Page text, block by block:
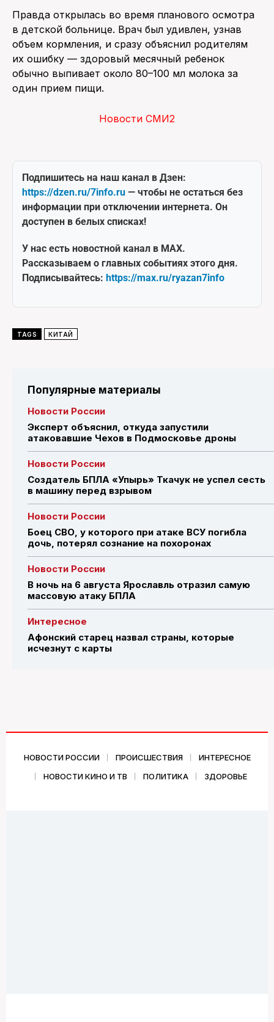
Правда открылась во время планового осмотра
в детской больнице. Врач был удивлен, узнав
объем кормления, и сразу объяснил родителям
их ошибку — здоровый месячный ребенок
обычно выпивает около 80–100 мл молока за
один прием пищи.
Новости СМИ2
Подпишитесь на наш канал в Дзен:
https://dzen.ru/7info.ru — чтобы не остаться без
информации при отключении интернета. Он
доступен в белых списках!
У нас есть новостной канал в MAX.
Рассказываем о главных событиях этого дня.
Подписывайтесь: https://max.ru/ryazan7info
TAGS КИТАЙ
Популярные материалы
Новости России
Эксперт объяснил, откуда запустили
атаковавшие Чехов в Подмосковье дроны
Новости России
Создатель БПЛА «Упырь» Ткачук не успел сесть
в машину перед взрывом
Новости России
Боец СВО, у которого при атаке ВСУ погибла
дочь, потерял сознание на похоронах
Новости России
В ночь на 6 августа Ярославль отразил самую
массовую атаку БПЛА
Интересное
Афонский старец назвал страны, которые
исчезнут с карты
НОВОСТИ РОССИИ ПРОИСШЕСТВИЯ
ИНТЕРЕСНОЕ
НОВОСТИ КИНО И ТВ
ПОЛИТИКА ЗДОРОВЬЕ